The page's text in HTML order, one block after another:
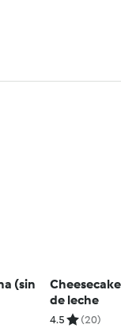
(sin
de leche
4.5 (20)